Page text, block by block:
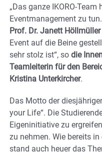
„Das ganze IKORO-
Eventmanagement zu
Prof. Dr. Janett Höllmüller
Event auf die Beine
sehr stolz ist“, so die
Teamleiterin für den
Kristina Unterkircher.
Das Motto der
your Life“. Die
Eigeninitiative zu
zu nehmen. Wie bereits
stand auch heuer das